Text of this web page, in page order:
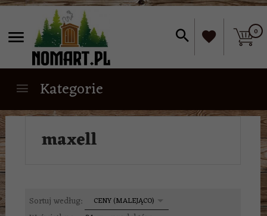
0
Kategorie
maxell
Sortuj według: sortCENY (MALEJĄCO)